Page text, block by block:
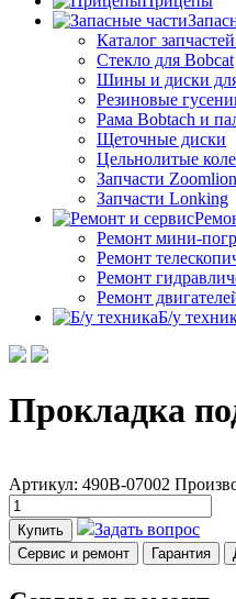
Каталог
Стекло для Bobcat
Шины и диски
Резиновые
Рама Bobtach и
Щеточные диски
Цельнолитые
Запчасти Zoomlion
Запчасти Lonking
Ремонт мини-
Ремонт
Ремонт
Ремонт
Б/у
Прокладка
Артикул: 490B-07002
Купить Задать вопрос
Сервис и ремонт Гарантия